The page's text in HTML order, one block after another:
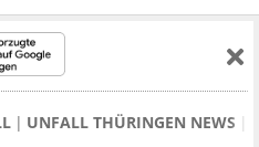
UNFALL THÜRINGEN NEWS